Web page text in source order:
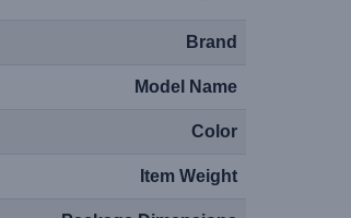
Brand
Model Name
Color
Item Weight